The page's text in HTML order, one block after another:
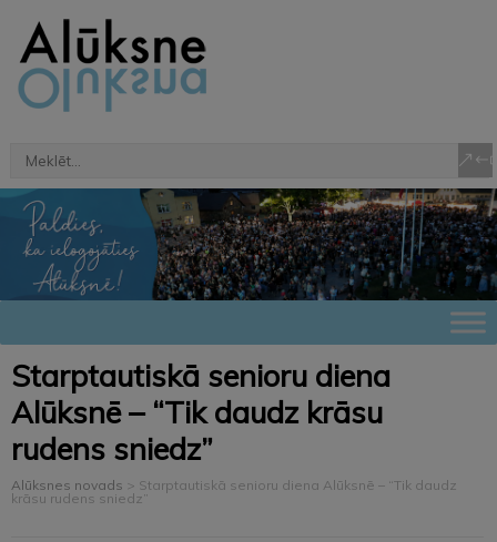
Starptautiskā senioru diena
Alūksnē – “Tik daudz krāsu
rudens sniedz”
Alūksnes novads > Starptautiskā senioru diena Alūksnē – “Tik daudz
krāsu rudens sniedz”